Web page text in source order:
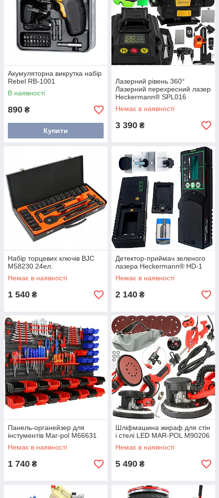
Акумуляторна викрутка набір
Rebel RB-1001
В наявності
890 ₴
Купити
Лазерний рівень 360°
Лазерний перехресний лазер
Heckermann® SPL016
Немає в наявності
3 390 ₴
Набір торцевих ключів BJC
M58230 24ел.
Немає в наявності
1 540 ₴
Детектор-приймач зеленого
лазера Heckermann® HD-1
Немає в наявності
2 140 ₴
Панель-органейзер для
інстументів Mar-pol М66631
Немає в наявності
1 740 ₴
Шліфмашина жираф для стін
і стелі LED MAR-POL М90206
Немає в наявності
5 490 ₴